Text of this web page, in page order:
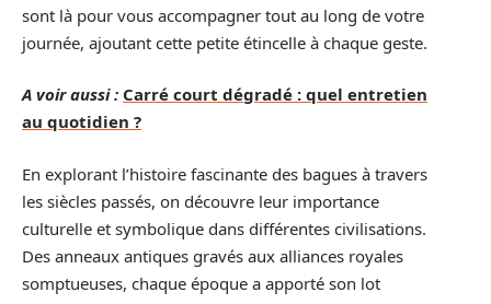
sont là pour vous accompagner tout au long de votre
journée, ajoutant cette petite étincelle à chaque geste.
A voir aussi : Carré court dégradé : quel entretien
au quotidien ?
En explorant l’histoire fascinante des bagues à travers
les siècles passés, on découvre leur importance
culturelle et symbolique dans différentes civilisations.
Des anneaux antiques gravés aux alliances royales
somptueuses, chaque époque a apporté son lot